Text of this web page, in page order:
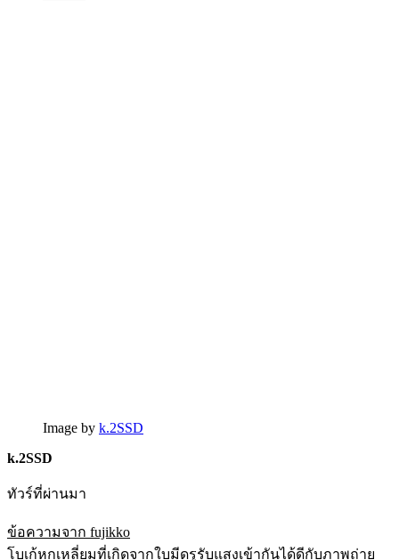
Image by k.2SSD
k.2SSD
ทัวร์ที่ผ่านมา
ข้อความจาก fujikko
โบเก้หกเหลี่ยมที่เกิดจากใบมีดรูรับแสงเข้ากันได้ดีกับภาพถ่าย